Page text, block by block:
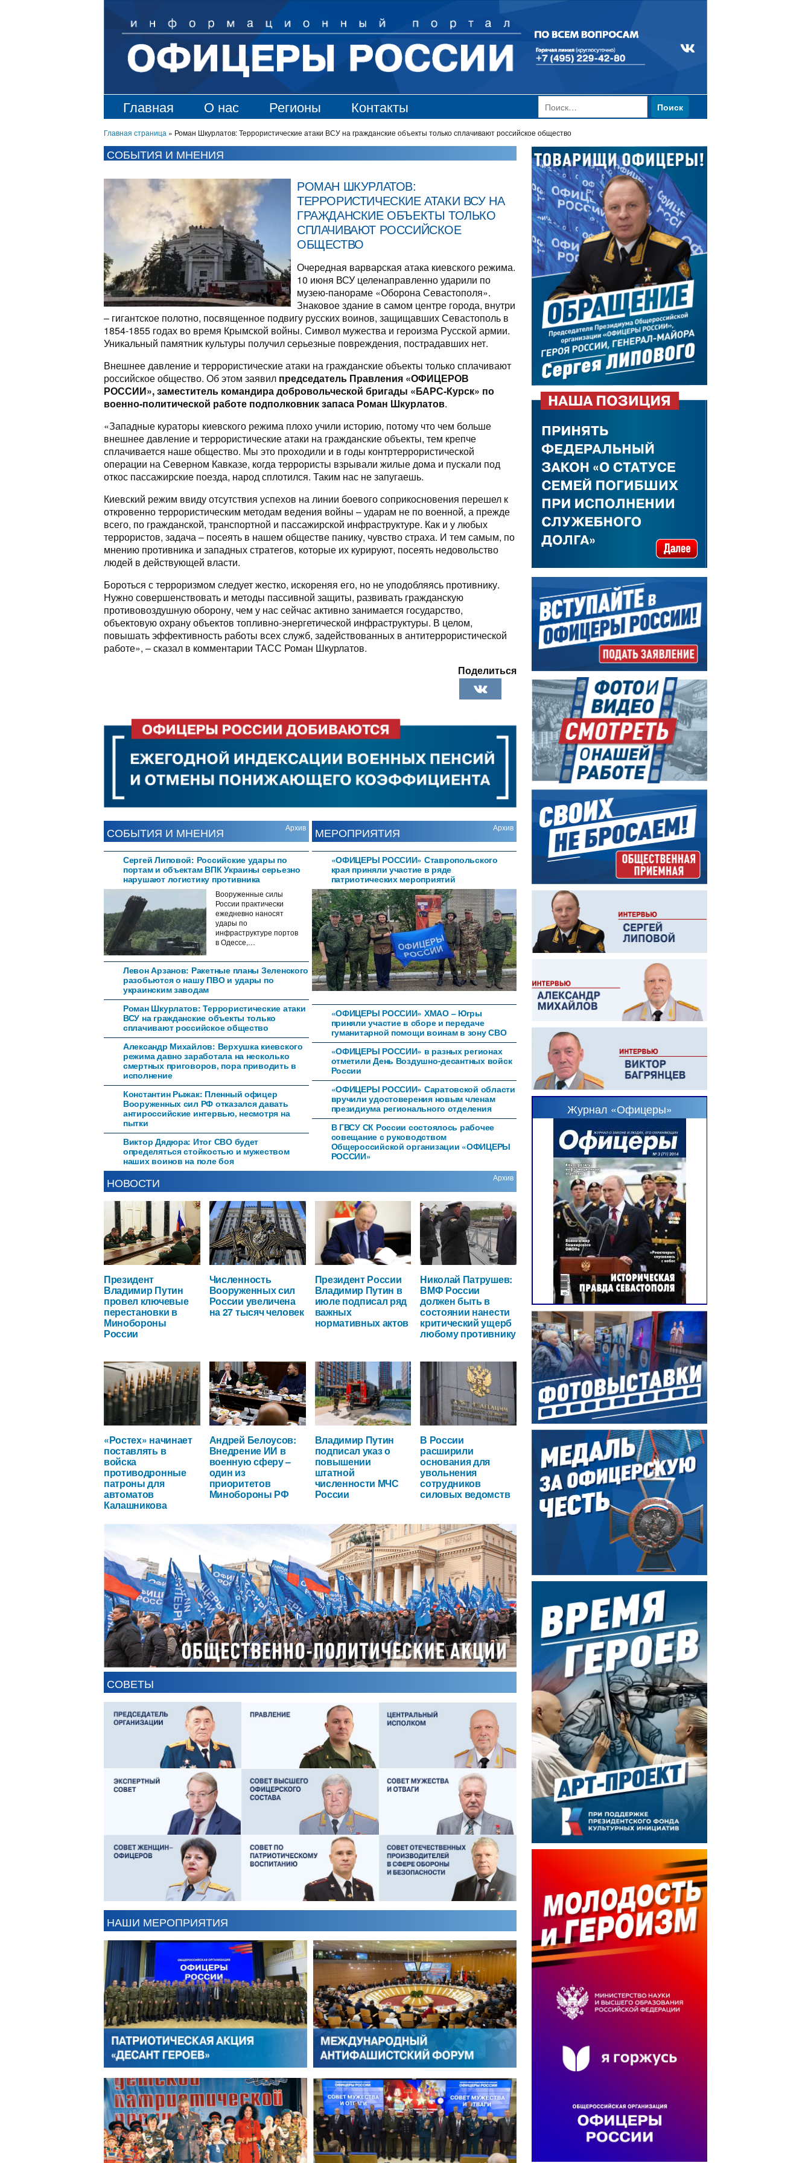
Главная О нас Регионы Контакты Найти:
Главная страница » Роман Шкурлатов: Террористические атаки ВСУ на гражданские объекты только сплачивают российское общество
СОБЫТИЯ И МНЕНИЯ
РОМАН ШКУРЛАТОВ:
ТЕРРОРИСТИЧЕСКИЕ АТАКИ ВСУ НА
ГРАЖДАНСКИЕ ОБЪЕКТЫ ТОЛЬКО
СПЛАЧИВАЮТ РОССИЙСКОЕ
ОБЩЕСТВО
Очередная варварская атака киевского режима.
10 июня ВСУ целенаправленно ударили по
музею-панораме «Оборона Севастополя».
Знаковое здание в самом центре города, внутри
– гигантское полотно, посвященное подвигу русских воинов, защищавших Севастополь в
1854-1855 годах во время Крымской войны. Символ мужества и героизма Русской армии.
Уникальный памятник культуры получил серьезные повреждения, пострадавших нет.
Внешнее давление и террористические атаки на гражданские объекты только сплачивают
российское общество. Об этом заявил председатель Правления «ОФИЦЕРОВ
РОССИИ», заместитель командира добровольческой бригады «БАРС-Курск» по
военно-политической работе подполковник запаса Роман Шкурлатов.
«Западные кураторы киевского режима плохо учили историю, потому что чем больше
внешнее давление и террористические атаки на гражданские объекты, тем крепче
сплачивается наше общество. Мы это проходили и в годы контртеррористической
операции на Северном Кавказе, когда террористы взрывали жилые дома и пускали под
откос пассажирские поезда, народ сплотился. Таким нас не запугаешь.
Киевский режим ввиду отсутствия успехов на линии боевого соприкосновения перешел к
откровенно террористическим методам ведения войны – ударам не по военной, а прежде
всего, по гражданской, транспортной и пассажирской инфраструктуре. Как и у любых
террористов, задача – посеять в нашем обществе панику, чувство страха. И тем самым, по
мнению противника и западных стратегов, которые их курируют, посеять недовольство
людей в действующей власти.
Бороться с терроризмом следует жестко, искореняя его, но не уподобляясь противнику.
Нужно совершенствовать и методы пассивной защиты, развивать гражданскую
противовоздушную оборону, чем у нас сейчас активно занимается государство,
объектовую охрану объектов топливно-энергетической инфраструктуры. В целом,
повышать эффективность работы всех служб, задействованных в антитеррористической
работе», – сказал в комментарии ТАСС Роман Шкурлатов.
Поделиться
СОБЫТИЯ И МНЕНИЯ Архив
Сергей Липовой: Российские удары по
портам и объектам ВПК Украины серьезно
нарушают логистику противника
Вооруженные силы
России практически
ежедневно наносят
удары по
инфраструктуре портов
в Одессе,…
Левон Арзанов: Ракетные планы Зеленского
разобьются о нашу ПВО и удары по
украинским заводам
Роман Шкурлатов: Террористические атаки
ВСУ на гражданские объекты только
сплачивают российское общество
Александр Михайлов: Верхушка киевского
режима давно заработала на несколько
смертных приговоров, пора приводить в
исполнение
Константин Рыжак: Пленный офицер
Вооруженных сил РФ отказался давать
антироссийские интервью, несмотря на
пытки
Виктор Дядюра: Итог СВО будет
определяться стойкостью и мужеством
наших воинов на поле боя
МЕРОПРИЯТИЯ Архив
«ОФИЦЕРЫ РОССИИ» Ставропольского
края приняли участие в ряде
патриотических мероприятий
«ОФИЦЕРЫ РОССИИ» ХМАО – Югры
приняли участие в сборе и передаче
гуманитарной помощи воинам в зону СВО
«ОФИЦЕРЫ РОССИИ» в разных регионах
отметили День Воздушно-десантных войск
России
«ОФИЦЕРЫ РОССИИ» Саратовской области
вручили удостоверения новым членам
президиума регионального отделения
В ГВСУ СК России состоялось рабочее
совещание с руководством
Общероссийской организации «ОФИЦЕРЫ
РОССИИ»
НОВОСТИ Архив
Президент
Владимир Путин
провел ключевые
перестановки в
Минобороны
России
Численность
Вооруженных сил
России увеличена
на 27 тысяч человек
Президент России
Владимир Путин в
июле подписал ряд
важных
нормативных актов
Николай Патрушев:
ВМФ России
должен быть в
состоянии нанести
критический ущерб
любому противнику
«Ростех» начинает
поставлять в
войска
противодронные
патроны для
автоматов
Калашникова
Андрей Белоусов:
Внедрение ИИ в
военную сферу –
один из
приоритетов
Минобороны РФ
Владимир Путин
подписал указ о
повышении
штатной
численности МЧС
России
В России
расширили
основания для
увольнения
сотрудников
силовых ведомств
СОВЕТЫ
НАШИ МЕРОПРИЯТИЯ
ЕВГЕНИЙ ЧЕРДАКОВ
АЛЕКСАНДР ЯНЕВСКИЙ
ОЛЕГ ЛОГУНОВ
АЛЕКСЕЙ ФИЛАТОВ
СЕРГЕЙ ХЛЕБЦЕВИЧ
ГЕРМАН ЯРЦЕВ
Журнал «Офицеры»